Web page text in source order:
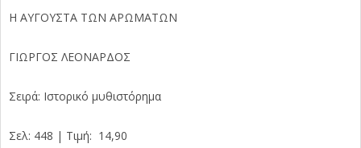
Η ΑΥΓΟΥΣΤΑ ΤΩΝ ΑΡΩΜΑΤΩΝ
ΓΙΩΡΓΟΣ ΛΕΟΝΑΡΔΟΣ
Σειρά: Ιστορικό μυθιστόρημα
Σελ: 448 | Τιμή: 14,90